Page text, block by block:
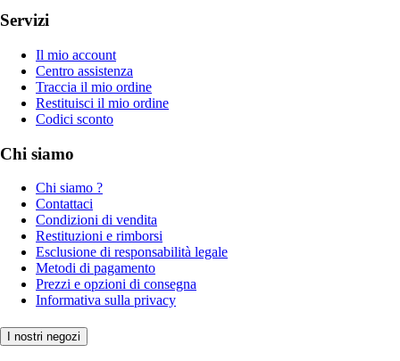
Servizi
Il mio account
Centro assistenza
Traccia il mio ordine
Restituisci il mio ordine
Codici sconto
Chi siamo
Chi siamo ?
Contattaci
Condizioni di vendita
Restituzioni e rimborsi
Esclusione di responsabilità legale
Metodi di pagamento
Prezzi e opzioni di consegna
Informativa sulla privacy
I nostri negozi